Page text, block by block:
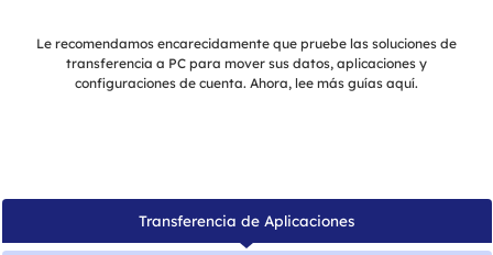
Le recomendamos encarecidamente que pruebe las soluciones de
transferencia a PC para mover sus datos, aplicaciones y
configuraciones de cuenta. Ahora, lee más guías aquí.
Transferencia de Aplicaciones